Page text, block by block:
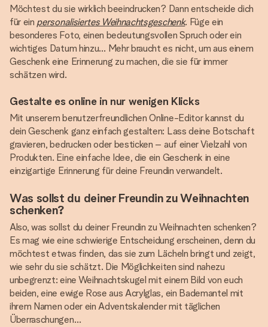
Möchtest du sie wirklich beeindrucken? Dann entscheide dich
für ein personalisiertes Weihnachtsgeschenk. Füge ein
besonderes Foto, einen bedeutungsvollen Spruch oder ein
wichtiges Datum hinzu… Mehr braucht es nicht, um aus einem
Geschenk eine Erinnerung zu machen, die sie für immer
schätzen wird.
Gestalte es online in nur wenigen Klicks
Mit unserem benutzerfreundlichen Online-Editor kannst du
dein Geschenk ganz einfach gestalten: Lass deine Botschaft
gravieren, bedrucken oder besticken – auf einer Vielzahl von
Produkten. Eine einfache Idee, die ein Geschenk in eine
einzigartige Erinnerung für deine Freundin verwandelt.
Was sollst du deiner Freundin zu Weihnachten
schenken?
Also, was sollst du deiner Freundin zu Weihnachten schenken?
Es mag wie eine schwierige Entscheidung erscheinen, denn du
möchtest etwas finden, das sie zum Lächeln bringt und zeigt,
wie sehr du sie schätzt. Die Möglichkeiten sind nahezu
unbegrenzt: eine Weihnachtskugel mit einem Bild von euch
beiden, eine ewige Rose aus Acrylglas, ein Bademantel mit
ihrem Namen oder ein Adventskalender mit täglichen
Überraschungen…